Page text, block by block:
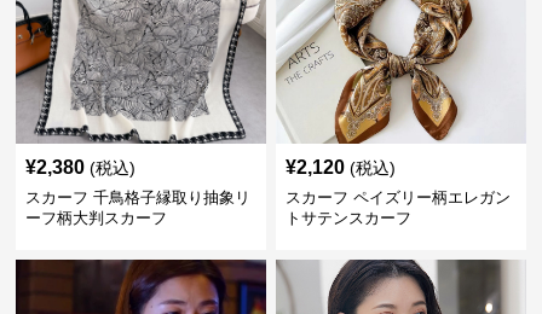
¥2,380 (税込)
スカーフ 千鳥格子縁取り抽象リ
ーフ柄大判スカーフ
¥2,120 (税込)
スカーフ ペイズリー柄エレガン
トサテンスカーフ